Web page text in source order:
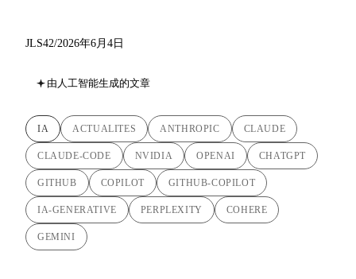
JLS42/2026年6月4日
由人工智能生成的文章
IA ACTUALITES ANTHROPIC CLAUDE
CLAUDE-CODE NVIDIA OPENAI CHATGPT
GITHUB COPILOT GITHUB-COPILOT
IA-GENERATIVE PERPLEXITY COHERE
GEMINI